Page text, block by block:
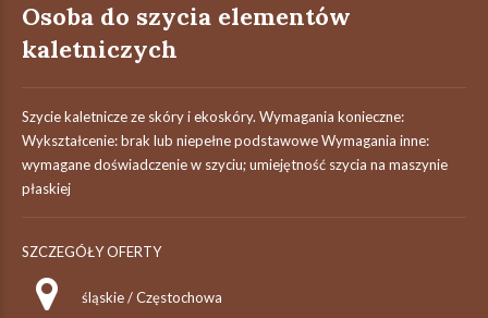
Osoba do szycia elementów
kaletniczych
Szycie kaletnicze ze skóry i ekoskóry. Wymagania konieczne:
Wykształcenie: brak lub niepełne podstawowe Wymagania inne:
wymagane doświadczenie w szyciu; umiejętność szycia na maszynie
płaskiej
SZCZEGÓŁY OFERTY
śląskie / Częstochowa